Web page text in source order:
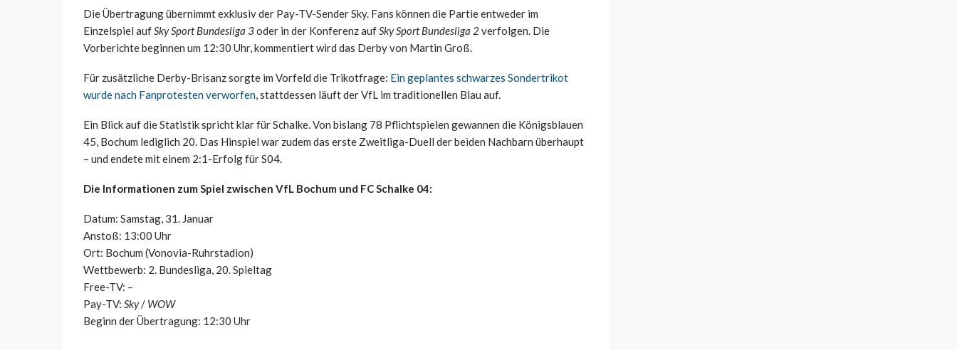
Die Übertragung übernimmt exklusiv der Pay-TV-Sender Sky. Fans können die Partie entweder im
Einzelspiel aufSky Sport Bundesliga 3oder in der Konferenz aufSky Sport Bundesliga 2verfolgen. Die
Vorberichte beginnen um 12:30 Uhr, kommentiert wird das Derby von Martin Groß.
Für zusätzliche Derby-Brisanz sorgte im Vorfeld die Trikotfrage: Ein geplantes schwarzes Sondertrikot
wurde nach Fanprotesten verworfen, stattdessen läuft der VfL im traditionellen Blau auf.
Ein Blick auf die Statistik spricht klar für Schalke. Von bislang 78 Pflichtspielen gewannen die Königsblauen
45, Bochum lediglich 20. Das Hinspiel war zudem das erste Zweitliga-Duell der beiden Nachbarn überhaupt
– und endete mit einem 2:1-Erfolg für S04.
Die Informationen zum Spiel zwischen VfL Bochum und FC Schalke 04:
Datum: Samstag, 31. Januar
Anstoß: 13:00 Uhr
Ort: Bochum (Vonovia-Ruhrstadion)
Wettbewerb: 2. Bundesliga, 20. Spieltag
Free-TV: –
Pay-TV: Sky/ WOW
Beginn der Übertragung: 12:30 Uhr